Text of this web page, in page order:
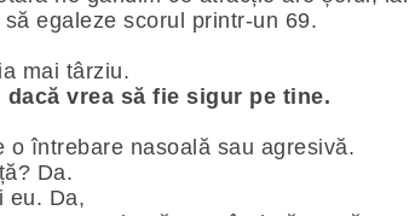
egaleze scorul printr-un 69.
mai târziu.
vrea să fie sigur pe tine.
întrebare nasoală sau agresivă.
Da.
eu. Da,